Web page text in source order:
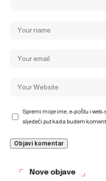
Spremi moje ime, e-poštu i
sljedeći put kada budem
Nove objave